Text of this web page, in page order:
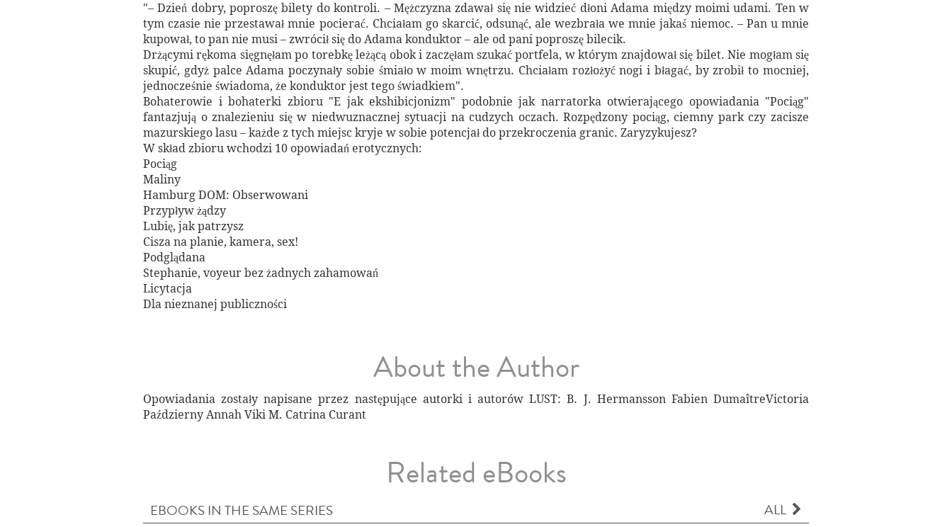
"– Dzień dobry, poproszę bilety do kontroli. – Mężczyzna zdawał się nie widzieć dłoni Adama między moimi udami. Ten w
tym czasie nie przestawał mnie pocierać. Chciałam go skarcić, odsunąć, ale wezbrała we mnie jakaś niemoc. – Pan u mnie
kupował, to pan nie musi – zwrócił się do Adama konduktor – ale od pani poproszę bilecik.
Drżącymi rękoma sięgnęłam po torebkę leżącą obok i zaczęłam szukać portfela, w którym znajdował się bilet. Nie mogłam się
skupić, gdyż palce Adama poczynały sobie śmiało w moim wnętrzu. Chciałam rozłożyć nogi i błagać, by zrobił to mocniej,
jednocześnie świadoma, że konduktor jest tego świadkiem".
Bohaterowie i bohaterki zbioru "E jak ekshibicjonizm" podobnie jak narratorka otwierającego opowiadania "Pociąg"
fantazjują o znalezieniu się w niedwuznacznej sytuacji na cudzych oczach. Rozpędzony pociąg, ciemny park czy zacisze
mazurskiego lasu – każde z tych miejsc kryje w sobie potencjał do przekroczenia granic. Zaryzykujesz?
W skład zbioru wchodzi 10 opowiadań erotycznych:
Pociąg
Maliny
Hamburg DOM: Obserwowani
Przypływ żądzy
Lubię, jak patrzysz
Cisza na planie, kamera, sex!
Podglądana
Stephanie, voyeur bez żadnych zahamowań
Licytacja
Dla nieznanej publiczności
About the Author
Opowiadania zostały napisane przez następujące autorki i autorów LUST: B. J. Hermansson Fabien DumaîtreVictoria
Październy Annah Viki M. Catrina Curant
Related eBooks
EBOOKS IN THE SAME SERIES ALL